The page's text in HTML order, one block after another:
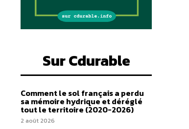
Sur Cdurable
Comment le sol français a perdu
sa mémoire hydrique et déréglé
tout le territoire (2020-2026)
2 août 2026